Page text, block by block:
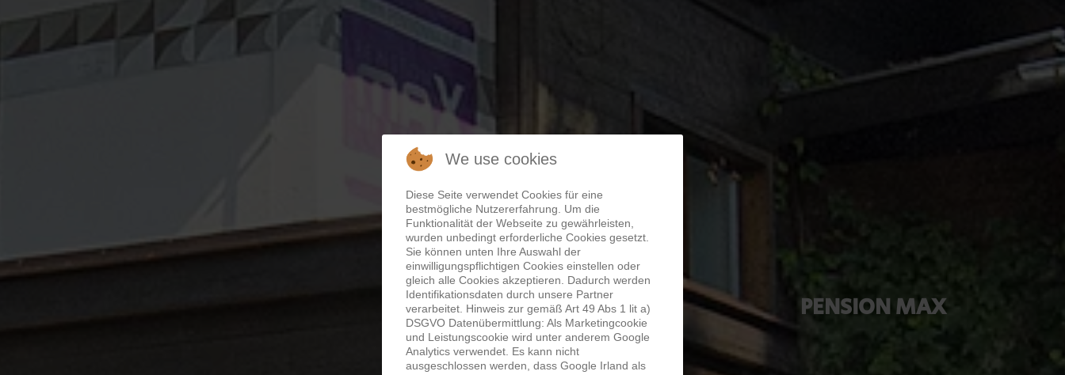
PENSION MAX
We use cookies
Diese Seite verwendet Cookies für eine
bestmögliche Nutzererfahrung. Um die
Funktionalität der Webseite zu gewährleisten,
wurden unbedingt erforderliche Cookies gesetzt.
Sie können unten Ihre Auswahl der
einwilligungspflichtigen Cookies einstellen oder
gleich alle Cookies akzeptieren. Dadurch werden
Identifikationsdaten durch unsere Partner
verarbeitet. Hinweis zur gemäß Art 49 Abs 1 lit a)
DSGVO Datenübermittlung: Als Marketingcookie
und Leistungscookie wird unter anderem Google
Analytics verwendet. Es kann nicht
ausgeschlossen werden, dass Google Irland als